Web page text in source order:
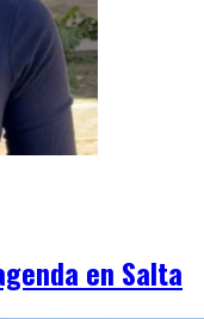
en Salta